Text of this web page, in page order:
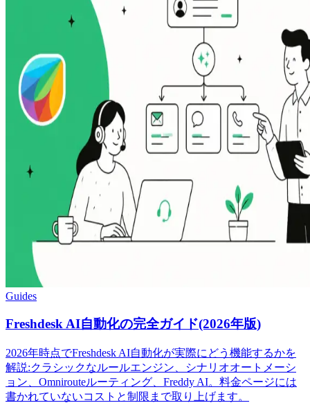
Guides
Freshdesk AI自動化の完全ガイド(2026年版)
2026年時点でFreshdesk AI自動化が実際にどう機能するかを
解説:クラシックなルールエンジン、シナリオオートメーシ
ョン、Omnirouteルーティング、Freddy AI。料金ページには
書かれていないコストと制限まで取り上げます。